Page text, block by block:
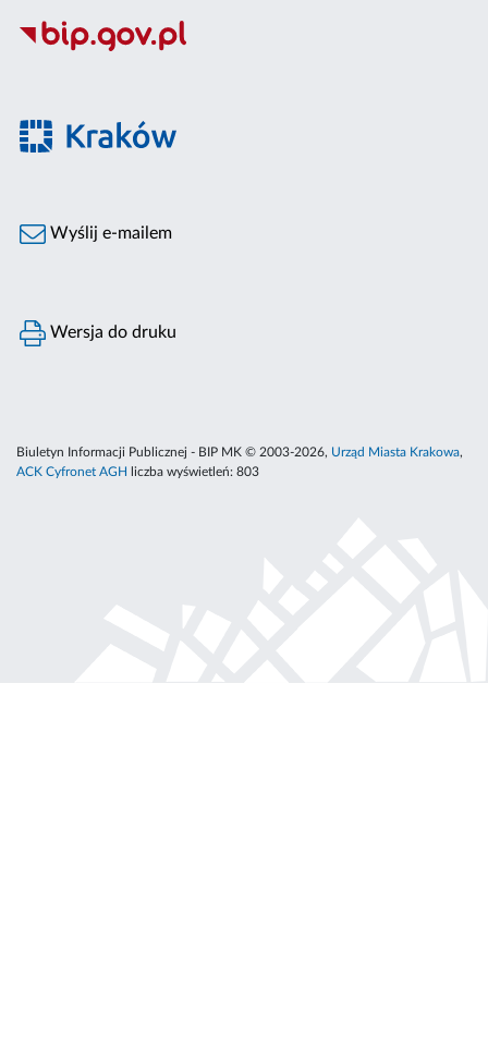
Wyślij e-mailem
Wersja do druku
Biuletyn Informacji Publicznej - BIP MK © 2003-2026, Urząd Miasta Krakowa,
ACK Cyfronet AGH
liczba wyświetleń: 803